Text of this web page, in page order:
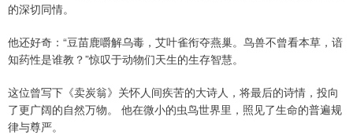
的深切同情。
他还好奇：“豆苗鹿嚼解乌毒，艾叶雀衔夺燕巢。鸟兽不曾看本草，谙
知药性是谁教？”惊叹于动物们天生的生存智慧。
这位曾写下《卖炭翁》关怀人间疾苦的大诗人，将最后的诗情，投向
了更广阔的自然万物。 他在微小的虫鸟世界里，照见了生命的普遍规
律与尊严。